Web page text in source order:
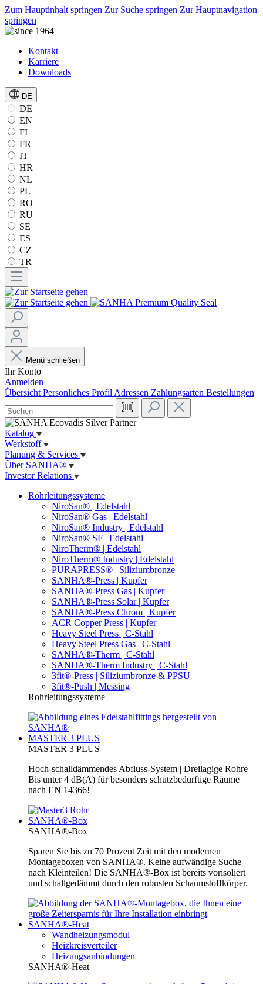
Zum Hauptinhalt springen Zur Suche springen Zur Hauptnavigation
springen
Kontakt
Karriere
Downloads
DE
DE
EN
FI
FR
IT
HR
NL
PL
RO
RU
SE
ES
CZ
TR
Menü schließen
Ihr Konto
Anmelden
Übersicht Persönliches Profil Adressen Zahlungsarten Bestellungen
Katalog
Werkstoff
Planung & Services
Über SANHA®
Investor Relations
Rohrleitungssysteme
NiroSan® | Edelstahl
NiroSan® Gas | Edelstahl
NiroSan® Industry | Edelstahl
NiroSan® SF | Edelstahl
NiroTherm® | Edelstahl
NiroTherm® Industry | Edelstahl
PURAPRESS® | Siliziumbronze
SANHA®-Press | Kupfer
SANHA®-Press Gas | Kupfer
SANHA®-Press Solar | Kupfer
SANHA®-Press Chrom | Kupfer
ACR Copper Press | Kupfer
Heavy Steel Press | C-Stahl
Heavy Steel Press Gas | C-Stahl
SANHA®-Therm | C-Stahl
SANHA®-Therm Industry | C-Stahl
3fit®-Press | Siliziumbronze & PPSU
3fit®-Push | Messing
Rohrleitungssysteme
MASTER 3 PLUS
MASTER 3 PLUS
Hoch-schalldämmendes Abfluss-System | Dreilagige Rohre |
Bis unter 4 dB(A) für besonders schutzbedürftige Räume
nach EN 14366!
SANHA®-Box
SANHA®-Box
Sparen Sie bis zu 70 Prozent Zeit mit den modernen
Montageboxen von SANHA®. Keine aufwändige Suche
nach Kleinteilen! Die SANHA®-Box ist bereits vorisoliert
und schallgedämmt durch den robusten Schaumstoffkörper.
SANHA®-Heat
Wandheizungsmodul
Heizkreisverteiler
Heizungsanbindungen
SANHA®-Heat